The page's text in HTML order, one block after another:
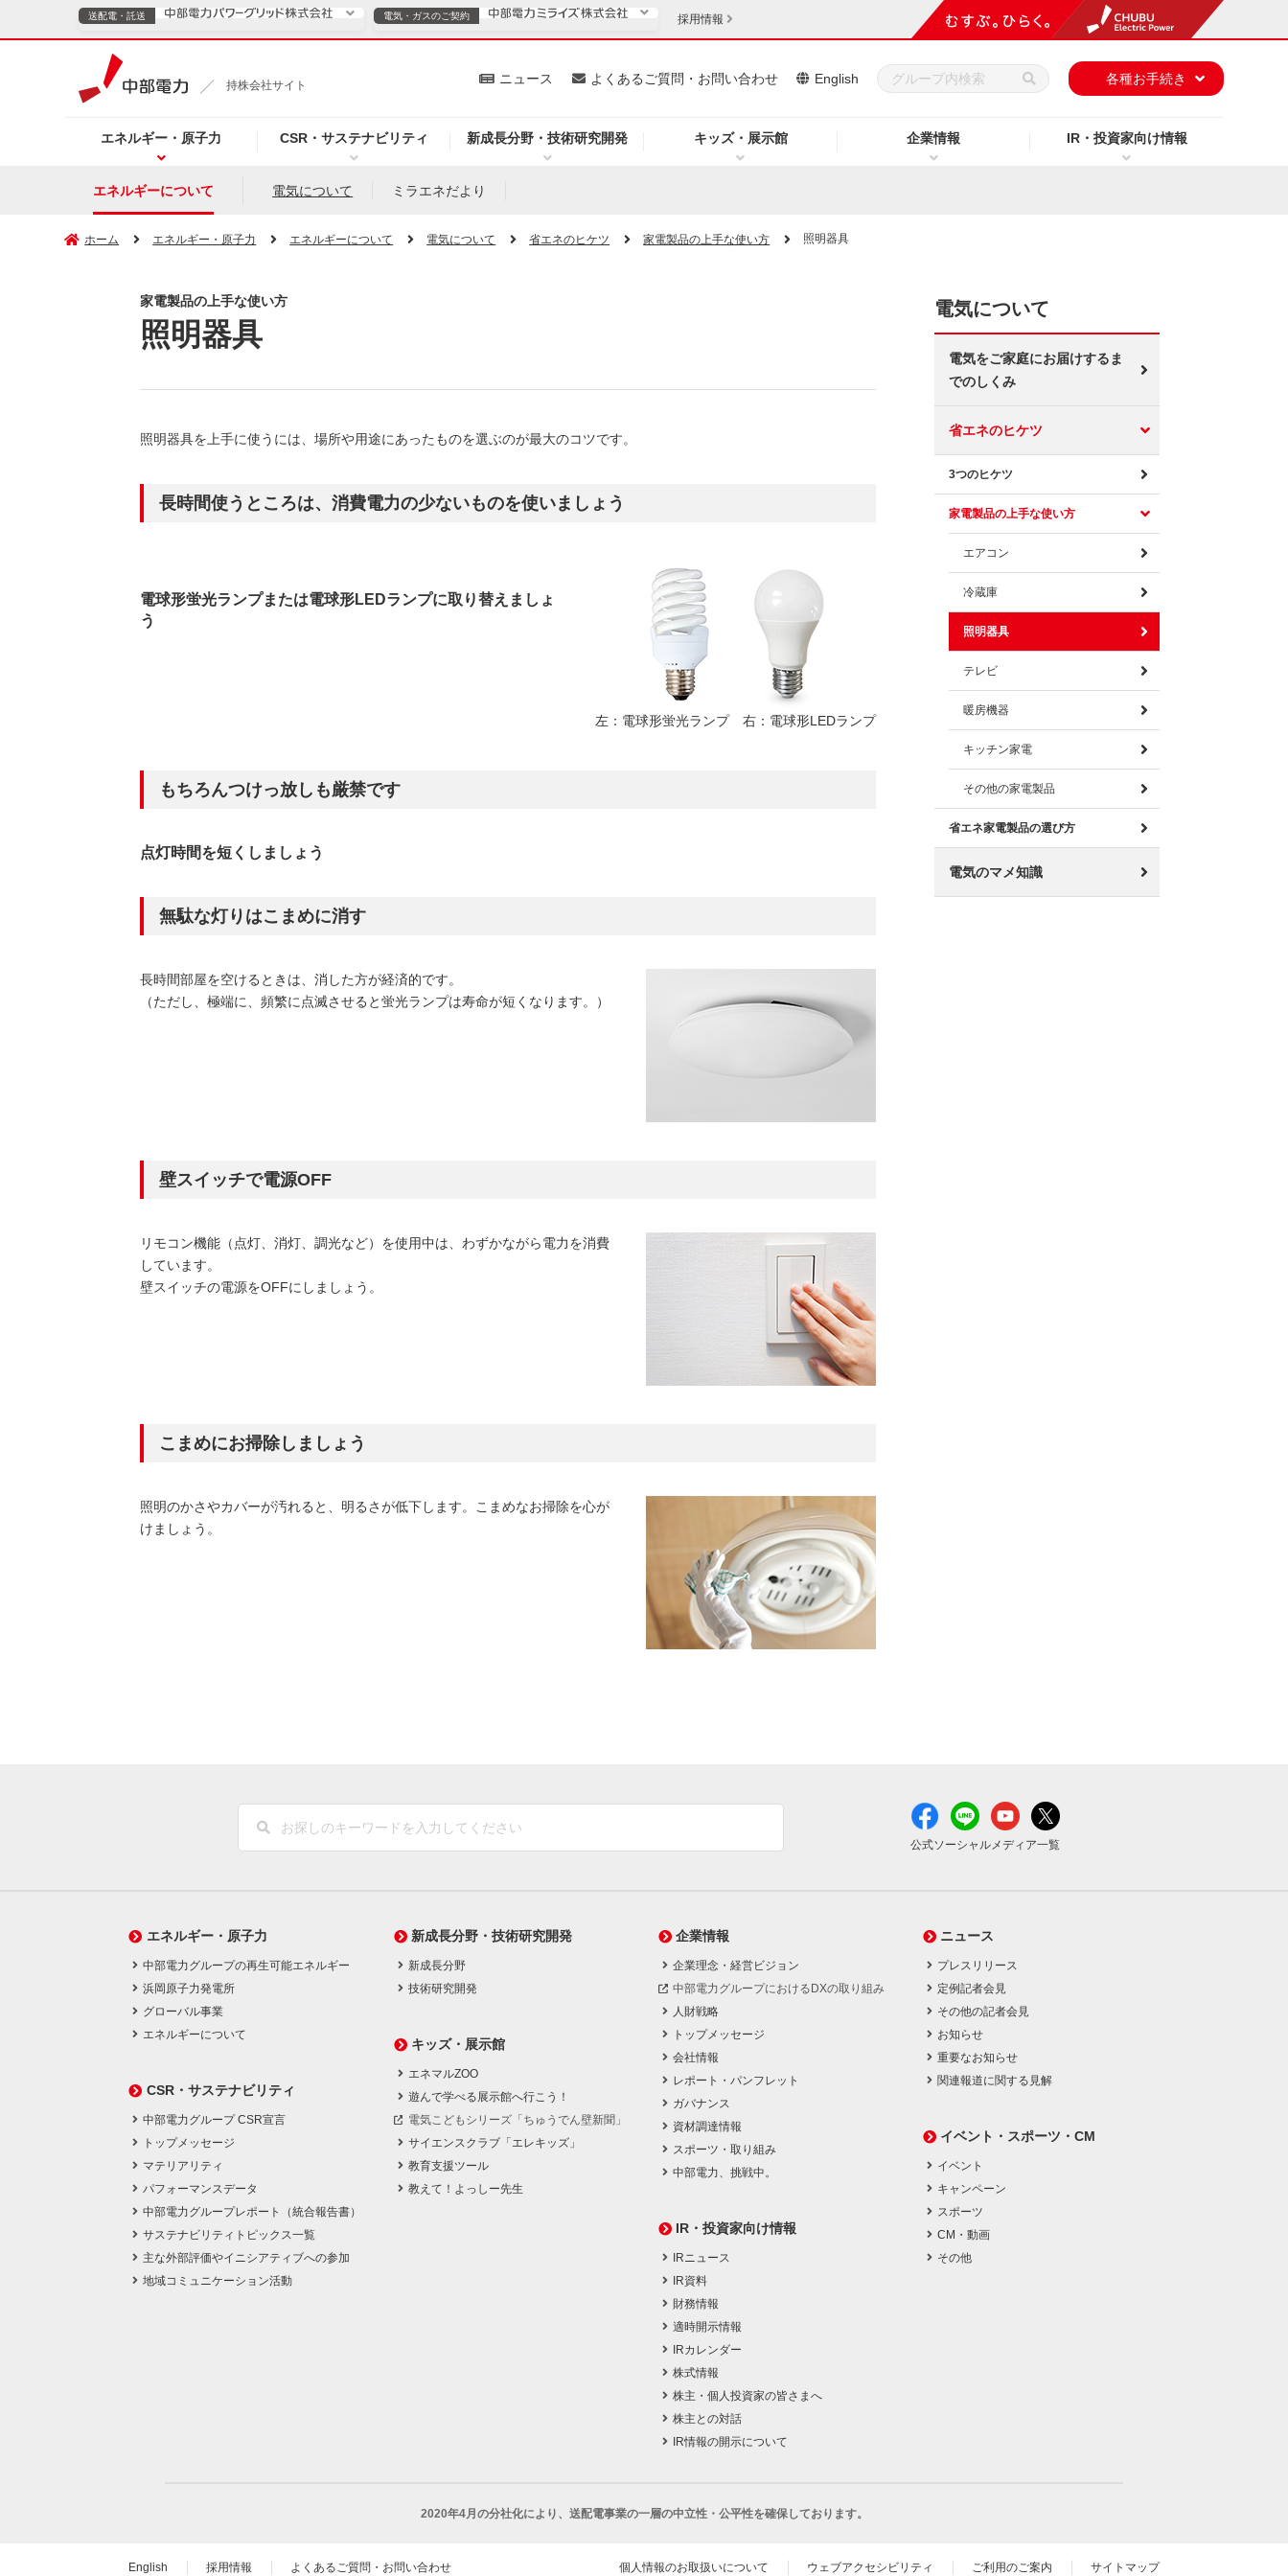
持株会社サイト
エネルギー・原子力 CSR・サステナビリティ 新成長分野・技術研究開発 キッズ・展示館 企業情報 IR・投資家向け情報
ニュース よくあるご質問・お問い合わせ English 各種お手続き
送配電・託送
ニュース（新しいウィンドウを開きます）
よくあるご質問・お問い合わせ（新しいウィンドウを開きます）
電気・ガスのご契約
電気・ガスのご契約
プレスリリース（新しいウィンドウを開きます）
お知らせ
採用情報
エネルギーについて 電気について ミラエネだより
ホーム エネルギー・原子力 エネルギーについて 電気について 省エネのヒケツ 家電製品の上手な使い方 照明器具
家電製品の上手な使い方
照明器具
照明器具を上手に使うには、場所や用途にあったものを選ぶのが最大のコツです。
長時間使うところは、消費電力の少ないものを使いましょう
左：電球形蛍光ランプ 右：電球形LEDランプ
電球形蛍光ランプまたは電球形LEDランプに取り替えましょ
う
もちろんつけっ放しも厳禁です
点灯時間を短くしましょう
無駄な灯りはこまめに消す
長時間部屋を空けるときは、消した方が経済的です。
（ただし、極端に、頻繁に点滅させると蛍光ランプは寿命が短くなります。）
壁スイッチで電源OFF
リモコン機能（点灯、消灯、調光など）を使用中は、わずかながら電力を消費
しています。
壁スイッチの電源をOFFにしましょう。
こまめにお掃除しましょう
照明のかさやカバーが汚れると、明るさが低下します。こまめなお掃除を心が
けましょう。
電気について
電気をご家庭にお届けするま
でのしくみ
省エネのヒケツ
3つのヒケツ
家電製品の上手な使い方
エアコン
冷蔵庫
照明器具
テレビ
暖房機器
キッチン家電
その他の家電製品
省エネ家電製品の選び方
電気のマメ知識
公式ソーシャルメディア一覧
エネルギー・原子力
中部電力グループの再生可能エネルギー
浜岡原子力発電所
グローバル事業
エネルギーについて
CSR・サステナビリティ
中部電力グループ CSR宣言
トップメッセージ
マテリアリティ
パフォーマンスデータ
中部電力グループレポート（統合報告書）
サステナビリティトピックス一覧
主な外部評価やイニシアティブへの参加
地域コミュニケーション活動
新成長分野・技術研究開発
新成長分野
技術研究開発
キッズ・展示館
エネマルZOO
遊んで学べる展示館へ行こう！
電気こどもシリーズ「ちゅうでん壁新聞」
サイエンスクラブ「エレキッズ」
教育支援ツール
教えて！よっしー先生
企業情報
企業理念・経営ビジョン
中部電力グループにおけるDXの取り組み
人財戦略
トップメッセージ
会社情報
レポート・パンフレット
ガバナンス
資材調達情報
スポーツ・取り組み
中部電力、挑戦中。
IR・投資家向け情報
IRニュース
IR資料
財務情報
適時開示情報
IRカレンダー
株式情報
株主・個人投資家の皆さまへ
株主との対話
IR情報の開示について
ニュース
プレスリリース
定例記者会見
その他の記者会見
お知らせ
重要なお知らせ
関連報道に関する見解
イベント・スポーツ・CM
イベント
キャンペーン
スポーツ
CM・動画
その他
2020年4月の分社化により、 送配電事業の一層の中立性・公平性を確保しております。
English 採用情報 よくあるご質問・お問い合わせ 個人情報のお取扱いについて ウェブアクセシビリティ ご利用のご案内 サイトマップ